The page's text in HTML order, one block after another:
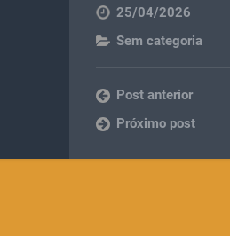
25/04/2026
Sem categoria
Post anterior
Próximo post